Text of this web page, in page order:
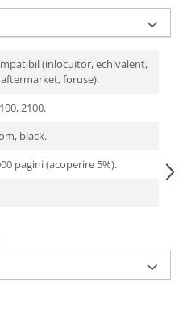
(inlocuitor, echivalent,
foruse).
2100.
black.
pagini (acoperire 5%).